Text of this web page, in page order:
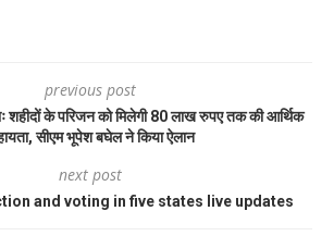
previous post
शहीदों के परिजन को मिलेगी 80 लाख रुपए तक की आर्थिक
सीएम भूपेश बघेल ने किया ऐलान
next post
and voting in five states live updates